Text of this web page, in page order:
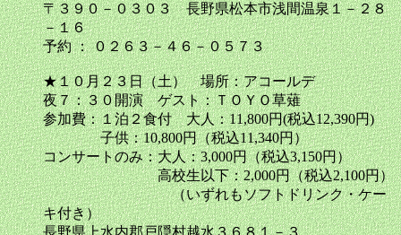
〒３９０－０３０３ 長野県松本市浅間温泉１－２８
－１６
予約 ： ０２６３－４６－０５７３
★１０月２３日（土） 場所：アコールデ
夜７：３０開演 ゲスト：ＴＯＹＯ草薙
参加費：１泊２食付 大人：11,800円(税込12,390円)
子供：10,800円（税込11,340円）
コンサートのみ：大人：3,000円（税込3,150円）
高校生以下：2,000円（税込2,100円）
（いずれもソフトドリンク・ケー
キ付き）
長野県上水内郡戸隠村越水３６８１－３